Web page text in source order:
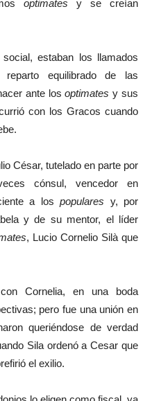
optimatesy se creían
estaban los llamados
equilibrado de las
ante losoptimates y sus
con los Gracos cuando
César, tutelado en parte por
cónsul, vencedor en
a los populares y, por
y de su mentor, el líder
, Lucio Cornelio Silà que
Cornelia, en una boda
pero fue una unión en
queriéndose de verdad
Sila ordenó a Cesar que
el exilio.